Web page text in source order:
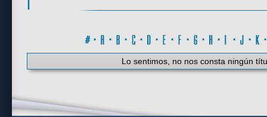
· · · · · · · · · ·
Lo sentimos, no nos consta ningún